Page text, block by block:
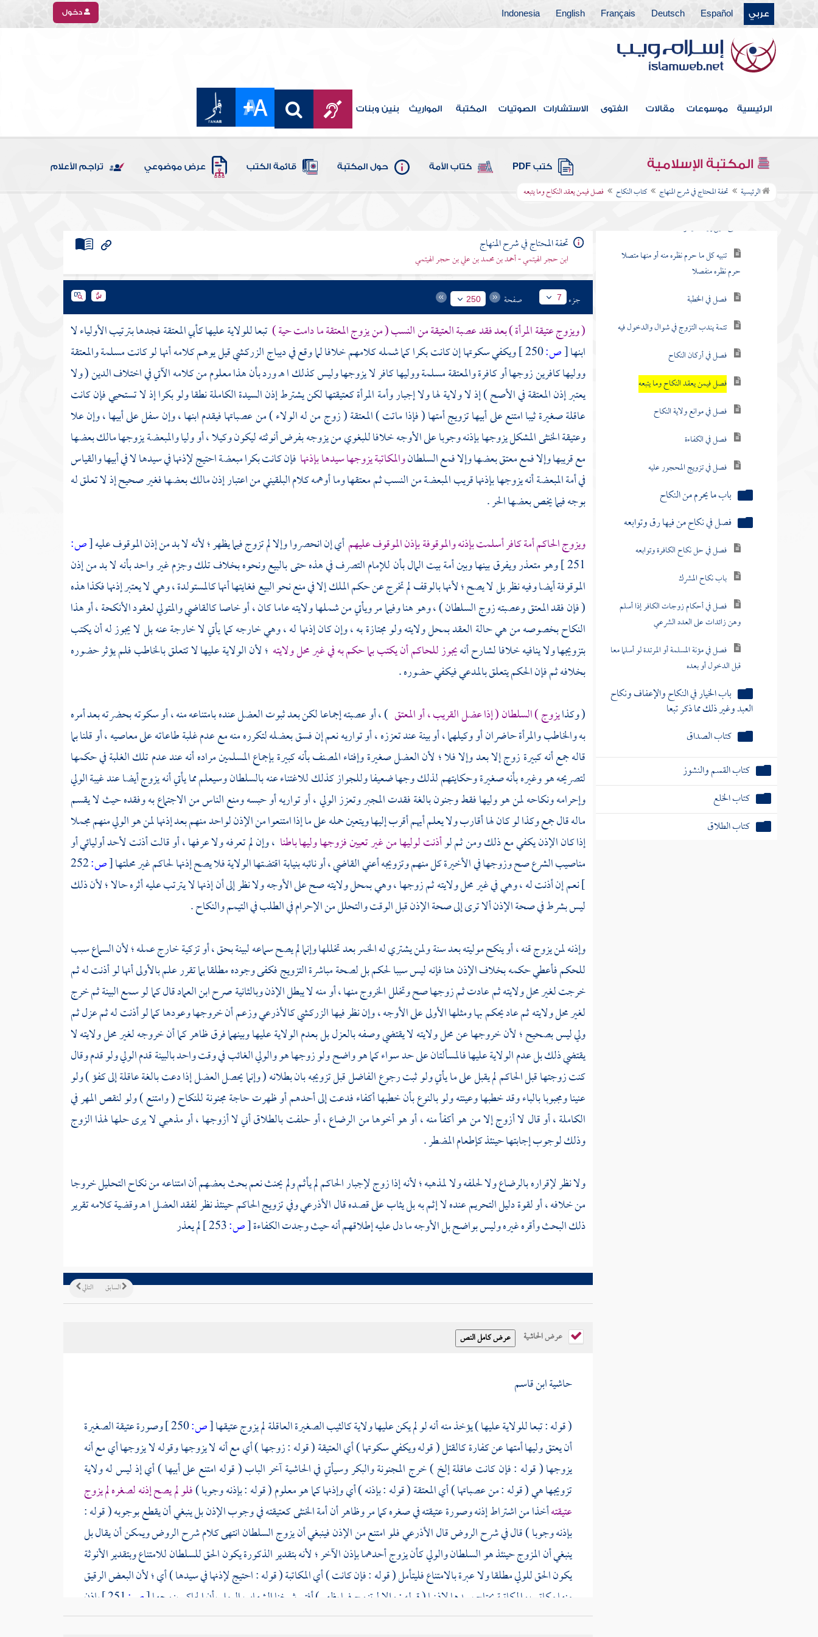
عربي Español
Deutsch
Français
English
Indonesia دخول
الرئيسية موسوعات مقالات الفتوى الاستشارات الصوتيات المكتبة المواريث بنين وبنات
المكتبة الإسلامية كتب PDF كتاب الأمة حول المكتبة قائمة الكتب عرض موضوعي تراجم الأعلام
الرئيسية تحفة المحتاج في شرح المنهاج كتاب النكاح فصل فيمن يعقد النكاح وما يتبعه
كتاب الجعالة
كتاب الفرائض
كتاب الوصايا
كتاب الوديعة
كتاب قسم الفيء والغنيمة
كتاب قسم الصدقات
كتاب النكاح
حتى خيل إليه أنه يطؤها
تنبيه كل ما حرم نظره منه أو منها متصلا
حرم نظره منفصلا
فصل في الخطبة
تتمة يندب التزوج في شوال والدخول فيه
فصل في أركان النكاح
فصل فيمن يعقد النكاح وما يتبعه
فصل في موانع ولاية النكاح
فصل في الكفاءة
فصل في تزويج المحجور عليه
باب ما يحرم من النكاح
فصل في نكاح من فيها رق وتوابعه
فصل في حل نكاح الكافرة وتوابعه
باب نكاح المشرك
فصل في أحكام زوجات الكافر إذا أسلم
وهن زائدات على العدد الشرعي
فصل في مؤنة المسلمة أو المرتدة لو أسلما معا
قبل الدخول أو بعده
باب الخيار في النكاح والإعفاف ونكاح
العبد وغير ذلك مما ذكر تبعا
كتاب الصداق
كتاب القسم والنشوز
كتاب الخلع
كتاب الطلاق
تحفة المحتاج في شرح المنهاج
ابن حجر الهيتمي - أحمد بن محمد بن علي بن حجر الهيتمي
جزء 7 صفحة 250
( ويزوج عتيقة المرأة ) بعد فقد عصبة العتيقة من النسب ( من يزوج المعتقة ما دامت حية ) تبعا للولاية عليها كأبي المعتقة فجدها بترتيب الأولياء لا
ابنها[ص:250 ] ويكفي سكوتها إن كانت بكرا كما شمله كلامهم خلافا لما وقع في ديباجالزركشيقيل يوهم كلامه أنها لو كانت مسلمة والمعتقة
ووليها كافرين زوجها أو كافرة والمعتقة مسلمة ووليها كافر لا يزوجها وليس كذلك ا هـ ورد بأن هذا معلوم من كلامه الآتي في اختلاف الدين ( ولا
يعتبر إذن المعتقة في الأصح ) إذ لا ولاية لها ولا إجبار وأمة المرأة كعتيقتها لكن يشترط إذن السيدة الكاملة نطقا ولو بكرا إذ لا تستحيي فإن كانت
عاقلة صغيرة ثيبا امتنع على أبيها تزويج أمتها ( فإذا ماتت ) المعتقة ( زوج من له الولاء ) من عصباتها فيقدم ابنها ، وإن سفل على أبيها ، وإن علا
وعتيقة الخنثى المشكل يزوجها بإذنه وجوبا على الأوجه خلافاللبغويمن يزوجه بفرض أنوثته ليكون وكيلا ، أو وليا والمبعضة يزوجها مالك بعضها
مع قريبها وإلا فمع معتق بعضها وإلا فمع السلطانوالمكاتبة يزوجها سيدها بإذنها فإن كانت بكرا مبعضة احتيج لإذنها في سيدها لا في أبيها والقياس
في أمة المبعضة أنه يزوجها بإذنها قريب المبعضة من النسب ثم معتقها وما أوهمه كلامالبلقينيمن اعتبار إذن مالك بعضها فغير صحيح إذ لا تعلق له
بوجه فيما يخص بعضها الحر .
ويزوج الحاكم أمة كافر أسلمت بإذنه والموقوفة بإذن الموقوف عليهمأي إن انحصروا وإلا لم تزوج فيما يظهر ؛ لأنه لا بد من إذن الموقوف عليه[ص:
251 ] وهو متعذر ويفرق بينها وبين أمة بيت المال بأن للإمام التصرف في هذه حتى بالبيع ونحوه بخلاف تلك وجزم غير واحد بأنه لا بد من إذن
الموقوفة أيضا وفيه نظر بل لا يصح ؛ لأنها بالوقف لم تخرج عن حكم الملك إلا في منع نحو البيع فغايتها أنها كالمستولدة ، وهي لا يعتبر إذنها فكذا هذه
( فإن فقد المعتق وعصبته زوج السلطان ) ، وهو هنا وفيما مر ويأتي من شملها ولايته عاما كان ، أو خاصا كالقاضي والمتولي لعقود الأنكحة ، أو هذا
النكاح بخصوصه من هي حالة العقد بمحل ولايته ولو مجتازة به ، وإن كان إذنها له ، وهي خارجه كما يأتي لا خارجة عنه بل لا يجوز له أن يكتب
بتزويجها ولا ينافيه خلافالشارحأنهيجوز للحاكم أن يكتب بما حكم به في غير محل ولايته ؛ لأن الولاية عليها لا تتعلق بالخاطب فلم يؤثر حضوره
بخلافه ثم فإن الحكم يتعلق بالمدعي فيكفي حضوره .
( وكذايزوج ) السلطان ( إذا عضل القريب ، أو المعتق ) ، أو عصبته إجماعا لكن بعد ثبوت العضل عنده بامتناعه منه ، أو سكوته بحضرته بعد أمره
به والخاطب والمرأة حاضران أو وكيلهما ، أو بينة عند تعززه ، أو تواريه نعم إن فسق بعضله لتكرره منه مع عدم غلبة طاعاته على معاصيه ، أو قلنا بما
قاله جمع أنه كبيرة زوج إلا بعد وإلا فلا ؛ لأن العضل صغيرة وإفتاءالمصنفبأنه كبيرة بإجماع المسلمين مراده أنه عند عدم تلك الغلبة في حكمها
لتصريحه هو وغيره بأنه صغيرة وحكايتهم لذلك وجها ضعيفا وللجواز كذلك للاغتناء عنه بالسلطان وسيعلم مما يأتي أنه يزوج أيضا عند غيبة الولي
وإحرامه ونكاحه لمن هو وليها فقط وجنون بالغة فقدت المجبر وتعزز الولي ، أو تواريه أو حبسه ومنع الناس من الاجتماع به وفقده حيث لا يقسم
ماله قال جمع وكذا لو كان لها أقارب ولا يعلم أيهم أقرب إليها ويتعين حمله على ما إذا امتنعوا من الإذن لواحد منهم بعد إذنها لمن هو الولي منهم مجملا
إذا كان الإذن يكفي مع ذلك ومن ثم لوأذنت لوليها من غير تعيين فزوجها وليها باطنا ، وإن لم تعرفه ولا عرفها ، أو قالت أذنت لأحد أوليائي أو
مناصيب الشرع صح وزوجها في الأخيرة كل منهم وتزويجه أعني القاضي ، أو نائبه بنيابة اقتضتها الولاية فلا يصح إذنها لحاكم غير محلتها[ص:252
]نعم إن أذنت له ، وهي في غير محل ولايته ثم زوجها ، وهي بمحل ولايته صح على الأوجه ولا نظر إلى أن إذنها لا يترتب عليه أثره حالا ؛ لأن ذلك
ليس بشرط في صحة الإذن ألا ترى إلى صحة الإذن قبل الوقت والتحلل من الإحرام في الطلب في التيمم والنكاح .
وإذنه لمن يزوج قنه ، أو ينكح موليته بعد سنة ولمن يشتري له الخمر بعد تخللها وإنما لم يصح سماعه لبينة بحق ، أو تزكية خارج عمله ؛ لأن السماع سبب
للحكم فأعطي حكمه بخلاف الإذن هنا فإنه ليس سببا لحكم بل لصحة مباشرة التزويج فكفى وجوده مطلقا بما تقرر علم بالأولى أنها لو أذنت له ثم
خرجت لغير محل ولايته ثم عادت ثم زوجها صح وتخلل الخروج منها ، أو منه لا يبطل الإذن وبالثانية صرحابن العمادقال كما لو سمع البينة ثم خرج
لغير محل ولايته ثم عاد يحكم بها ومثلها الأولى على الأوجه ، وإن نظر فيهاالزركشيكالأذرعيوزعم أن خروجها وعودها كما لو أذنت له ثم عزل ثم
ولي ليس بصحيح ؛ لأن خروجها عن محل ولايته لا يقتضي وصفه بالعزل بل بعدم الولاية عليها وبينهما فرق ظاهر كما أن خروجه لغير محل ولايته لا
يقتضي ذلك بل عدم الولاية عليها فالمسألتان على حد سواء كما هو واضح ولو زوجها هو والولي الغائب في وقت واحد بالبينة قدم الولي ولو قدم وقال
كنت زوجتها قبل الحاكم لم يقبل على ما يأتي ولو ثبت رجوع الفاضل قبل تزويجه بان بطلانه ( وإنما يحصل العضل إذا دعت بالغة عاقلة إلى كفؤ ) ولو
عنينا ومجبوبا بالباء وقد خطبها وعينته ولو بالنوع بأن خطبها أكفاء فدعت إلى أحدهم أو ظهرت حاجة مجنونة للنكاح ( وامتنع ) ولو لنقص المهر في
الكاملة ، أو قال لا أزوج إلا من هو أكفأ منه ، أو هو أخوها من الرضاع ، أو حلفت بالطلاق أني لا أزوجها ، أو مذهبي لا يرى حلها لهذا الزوج
وذلك لوجوب إجابتها حينئذ كإطعام المضطر .
ولا نظر لإقراره بالرضاع ولا لحلفه ولا لمذهبه ؛ لأنه إذا زوج لإجبار الحاكم لم يأثم ولم يحنث نعم بحث بعضهم أن امتناعه من نكاح التحليل خروجا
من خلافه ، أو لقوة دليل التحريم عنده لا إثم به بل يثاب على قصده قالالأذرعيوفي تزويج الحاكم حينئذ نظر لفقد العضل ا هـ وقضية كلامه تقرير
ذلك البحث وأقره غيره وليس بواضح بل الأوجه ما دل عليه إطلاقهم أنه حيث وجدت الكفاءة[ص: لم يعذر
التالي السابق
عرض الحاشية
حاشية ابن قاسم
( قوله : تبعا للولاية عليها ) يؤخذ منه أنه لو لم يكن عليها ولاية كالثيب الصغيرة العاقلة لم يزوج عتيقها[ص:250 ]
وصورة عتيقة الصغيرة
أن يعتق وليها أمتها عن كفارة كالقتل ( قوله ويكفي سكوتها ) أي العتيقة ( قوله : زوجها ) أي مع أنه لا يزوجها وقوله لا يزوجها أي مع أنه
يزوجها ( قوله : فإن كانت عاقلة إلخ ) خرج المجنونة والبكر وسيأتي في الحاشية آخر الباب ( قوله امتنع على أبيها ) أي إذ ليس له ولاية
تزويجها هي ( قوله : من عصباتها ) أي المعتقة ( قوله : بإذنه ) أي وإذنها كما هو معلوم ( قوله : بإذنه وجوبا )فلو لم يصح إذنه لصغره لم يزوج
عتيقتهأخذا من اشتراط إذنه وصورة عتيقته في صغره كما مر وظاهر أن أمة الخنثى كعتيقته في وجوب الإذن بل ينبغي أن يقطع بوجوبه ( قوله :
بإذنه وجوبا ) قال في شرح الروض قالالأذرعيفلو امتنع من الإذن فينبغي أن يزوج السلطان انتهى كلام شرح الروض ويمكن أن يقال بل
ينبغي أن المزوج حينئذ هو السلطان والولي كأن يزوج أحدهما بإذن الآخر ؛ لأنه بتقدير الذكورة يكون الحق للسلطان للامتناع وبتقدير الأنوثة
يكون الحق للولي مطلقا ولا عبرة بالامتناع فليتأمل ( قوله : فإن كانت ) أي المكاتبة ( قوله : احتيج لإذنها في سيدها ) أي ؛ لأن البعض الرقيق
منها مكاتب والمكاتبة يحتاج سيدها لإذنها ( قوله : وإلا لم تزوج فيما يظهر ) أفتىشيخنا الشهاب الرملي بأن الحاكم يزوجها[ص:
بإذن
الناظر عند المصلحة والكلام في الأمة أما عبد بيت المال ، أو المسجد والموقوف فيمتنع تزويجه مطلقا إذ على الحاكم والناظر مراعاة المصلحة